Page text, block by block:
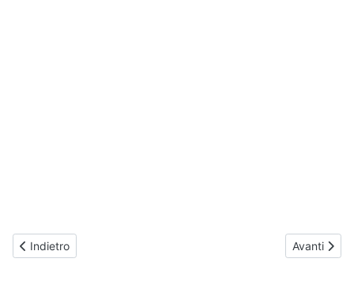
Articolo precedente: Renault Captur (dal 2019) - Consumi reali
Indietro Articolo
Avanti